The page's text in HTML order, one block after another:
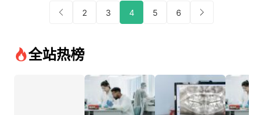
知功能相当于比低风险组老了14.5岁，为早期识别和干预糖
尿病患者的认知障碍提供了潜在的客观筛查工具，具有重要
领域的突破性应用。
2 3 4 5 6
全站热榜